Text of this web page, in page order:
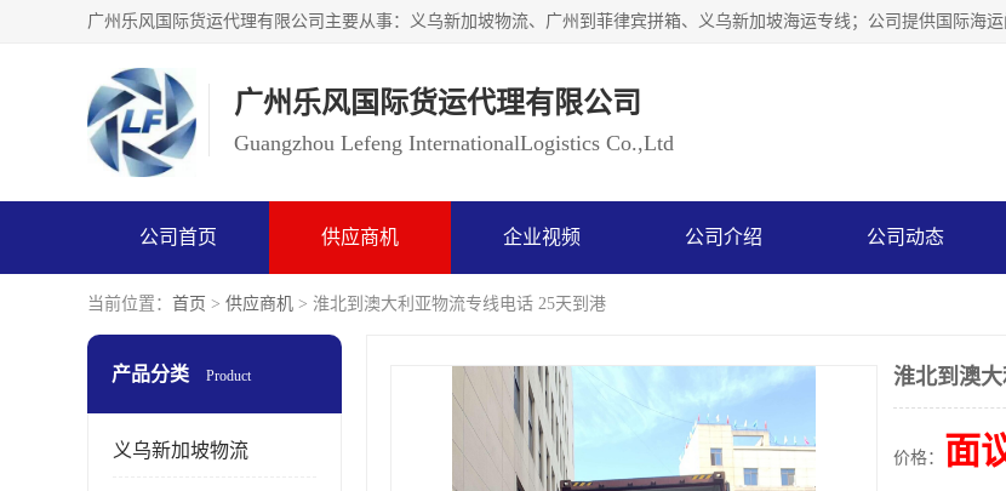
广州乐风国际货运代理有限公司
Guangzhou Lefeng InternationalLogistics Co.,Ltd
公司首页 供应商机 企业视频 公司介绍 公司动态
当前位置： 首页 > 供应商机 > 淮北到澳大利亚物流专线电话 25天到港
产品分类 Product
义乌新加坡物流
淮北到澳
价格： 面